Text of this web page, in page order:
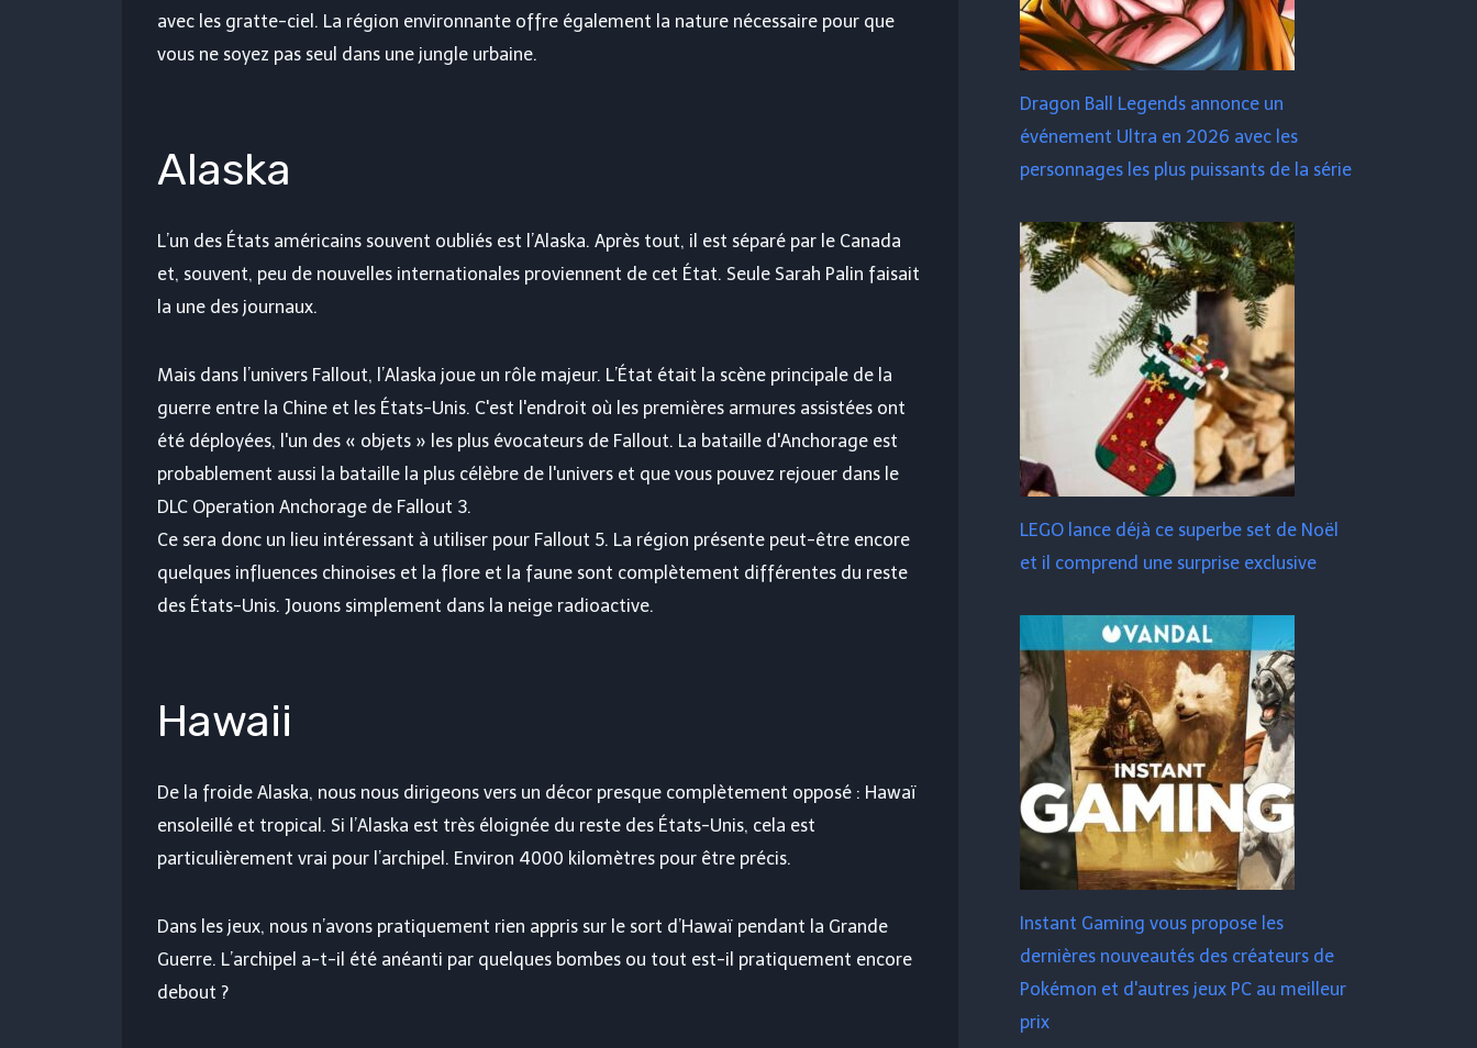
avec les gratte-ciel. La région environnante offre également la nature nécessaire pour que
vous ne soyez pas seul dans une jungle urbaine.
Alaska
L’un des États américains souvent oubliés est l’Alaska. Après tout, il est séparé par le Canada
et, souvent, peu de nouvelles internationales proviennent de cet État. Seule Sarah Palin faisait
la une des journaux.
Mais dans l’univers Fallout, l’Alaska joue un rôle majeur. L’État était la scène principale de la
guerre entre la Chine et les États-Unis. C'est l'endroit où les premières armures assistées ont
été déployées, l'un des « objets » les plus évocateurs de Fallout. La bataille d'Anchorage est
probablement aussi la bataille la plus célèbre de l'univers et que vous pouvez rejouer dans le
DLC Operation Anchorage de Fallout 3.
Ce sera donc un lieu intéressant à utiliser pour Fallout 5. La région présente peut-être encore
quelques influences chinoises et la flore et la faune sont complètement différentes du reste
des États-Unis. Jouons simplement dans la neige radioactive.
Hawaii
De la froide Alaska, nous nous dirigeons vers un décor presque complètement opposé : Hawaï
ensoleillé et tropical. Si l’Alaska est très éloignée du reste des États-Unis, cela est
particulièrement vrai pour l’archipel. Environ 4000 kilomètres pour être précis.
Dans les jeux, nous n’avons pratiquement rien appris sur le sort d’Hawaï pendant la Grande
Guerre. L’archipel a-t-il été anéanti par quelques bombes ou tout est-il pratiquement encore
debout ?
Dragon Ball Legends annonce un
événement Ultra en 2026 avec les
personnages les plus puissants de la série
LEGO lance déjà ce superbe set de Noël
et il comprend une surprise exclusive
Instant Gaming vous propose les
dernières nouveautés des créateurs de
Pokémon et d'autres jeux PC au meilleur
prix